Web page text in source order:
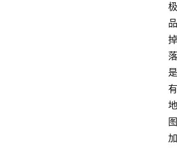
极
品
掉
落
是
有
地
图
加